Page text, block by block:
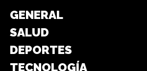
GENERAL
SALUD
DEPORTES
TECNOLOGÍA